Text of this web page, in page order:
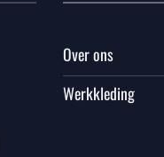
Over ons
Werkkleding